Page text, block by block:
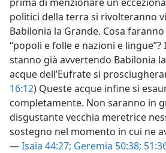
politici della terra si rivolteranno
Babilonia la Grande. Cosa
“popoli e folle e nazioni e
stanno già avvertendo Babilonia
acque dell’Eufrate si
16:12) Queste acque infine si
completamente. Non saranno in
disgustante vecchia meretrice
sostegno nel momento in cui ne
—Isaia 44:27; Geremia 50:38;